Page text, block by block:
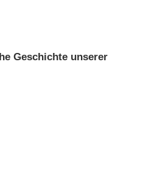
Geschichte unserer